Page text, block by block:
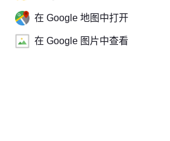
在 Google 地图中打开
在 Google 图片中查看